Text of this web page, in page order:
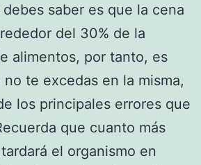
saber es que la cena
del 30% de la
alimentos, por tanto, es
te excedas en la misma,
los principales errores que
que cuanto más
el organismo en